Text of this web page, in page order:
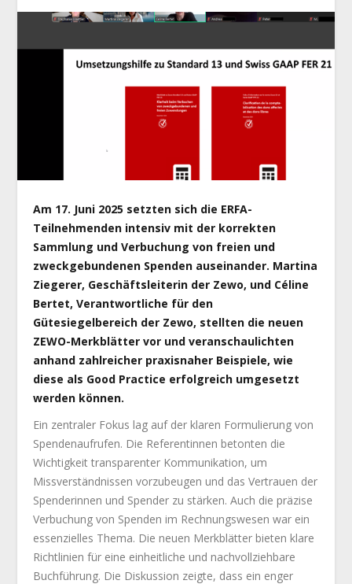
Am 17. Juni 2025 setzten sich die ERFA-
Teilnehmenden intensiv mit der korrekten
Sammlung und Verbuchung von freien und
zweckgebundenen Spenden auseinander. Martina
Ziegerer, Geschäftsleiterin der Zewo, und Céline
Bertet, Verantwortliche für den
Gütesiegelbereich der Zewo, stellten die neuen
ZEWO-Merkblätter vor und veranschaulichten
anhand zahlreicher praxisnaher Beispiele, wie
diese als Good Practice erfolgreich umgesetzt
werden können.
Ein zentraler Fokus lag auf der klaren Formulierung von
Spendenaufrufen. Die Referentinnen betonten die
Wichtigkeit transparenter Kommunikation, um
Missverständnissen vorzubeugen und das Vertrauen der
Spenderinnen und Spender zu stärken. Auch die präzise
Verbuchung von Spenden im Rechnungswesen war ein
essenzielles Thema. Die neuen Merkblätter bieten klare
Richtlinien für eine einheitliche und nachvollziehbare
Buchführung. Die Diskussion zeigte, dass ein enger